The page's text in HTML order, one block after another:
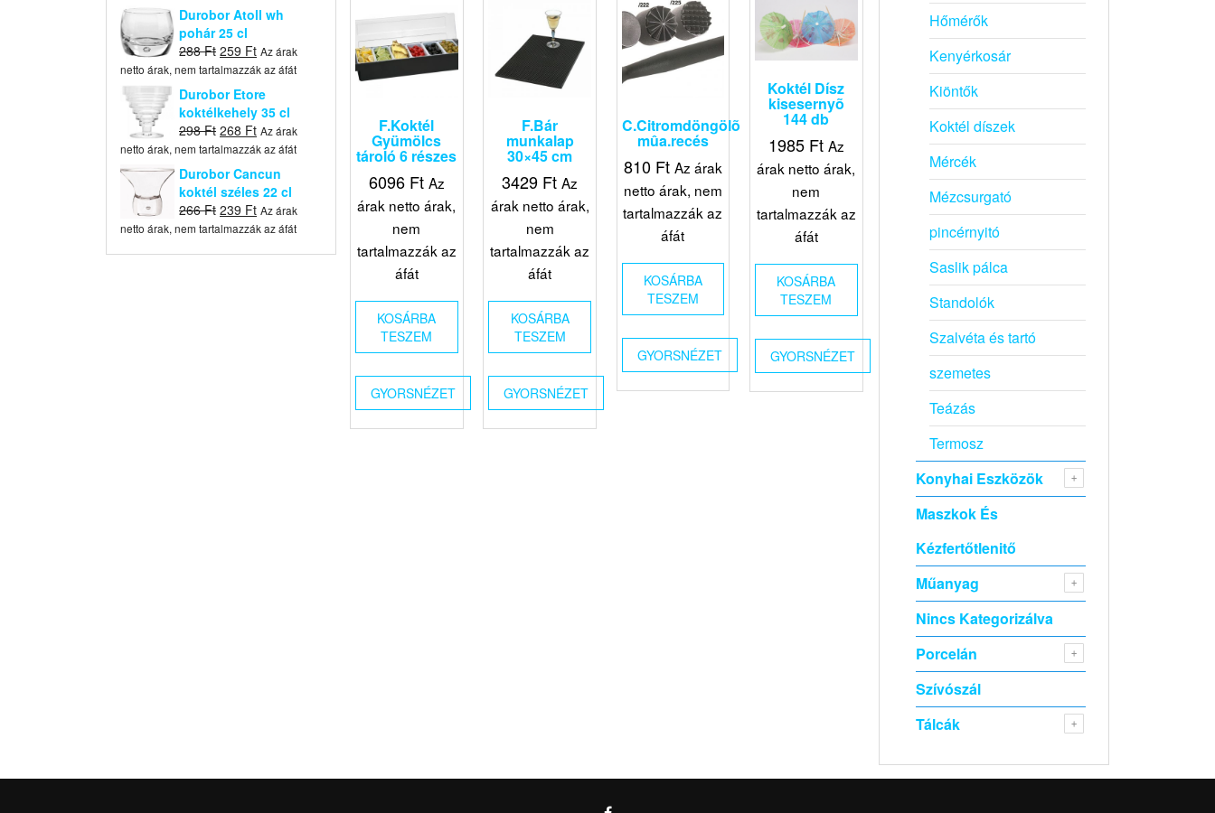
was:
396 Ft.
is:
356 Ft.
Durobor Atoll wh
pohár 25 cl
288Ft Original
price
was:
288 Ft.
259 FtCurrent
price
259 Ft.
Az árak
netto árak, nem tartalmazzák az áfát
Durobor Etore
koktélkehely 35 cl
298Ft Original
price
was:
298 Ft.
268 FtCurrent
price
268 Ft.
Az árak
netto árak, nem tartalmazzák az áfát
Durobor Cancun
koktél széles 22 cl
266Ft Original
price
239 FtCurrent
price
Az árak
netto árak, nem tartalmazzák az áfát
F.Koktél
Gyümölcs
tároló 6 részes
6096 Ft Az
árak netto árak,
nem
tartalmazzák az
áfát
KOSÁRBA
TESZEM
GYORSNÉZET
F.Bár
munkalap
30×45 cm
3429 Ft Az
árak netto árak,
nem
tartalmazzák az
áfát
KOSÁRBA
TESZEM
GYORSNÉZET
C.Citromdöngölõ
mûa.recés
810 Ft Az árak
netto árak, nem
tartalmazzák az
áfát
KOSÁRBA
TESZEM
GYORSNÉZET
Koktél Dísz
kisesernyõ
144 db
1985 Ft Az
árak netto árak,
nem
tartalmazzák az
áfát
KOSÁRBA
TESZEM
GYORSNÉZET
Hőmérők
Kenyérkosár
Kiöntők
Koktél díszek
Mércék
Mézcsurgató
pincérnyitó
Saslik pálca
Standolók
Szalvéta és tartó
szemetes
Teázás
Termosz
Konyhai Eszközök
Maszkok És
Kézfertőtlenitő
Műanyag
Nincs Kategorizálva
Porcelán
Szívószál
Tálcák